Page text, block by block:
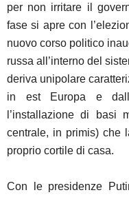
per non irritare il
fase si apre con
nuovo corso politico
russa all’interno del
deriva unipolare
in est Europa e
l’installazione di basi
centrale, in primis) che
proprio cortile di casa.
Con le presidenze